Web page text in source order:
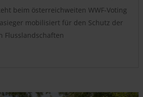
beim österreichweiten WWF-Voting
mobilisiert für den Schutz der
Flusslandschaften